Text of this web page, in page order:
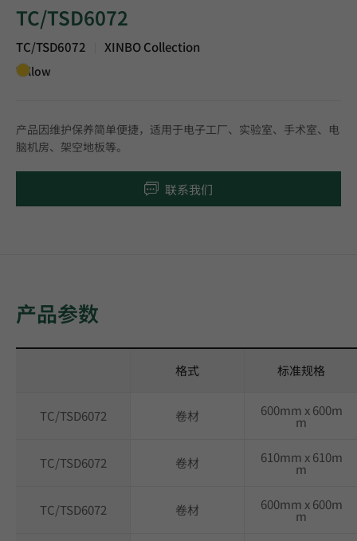
TC/TSD6072
TC/TSD6072 XINBO Collection
Yellow
产品因维护保养简单便捷，适用于电子工厂、实验室、手术室、电
脑机房、架空地板等。
联系我们
产品参数
格式 标准规格
TC/TSD6072 卷材 600mm x 600m
m
TC/TSD6072 卷材 610mm x 610m
m
TC/TSD6072 卷材 600mm x 600m
m